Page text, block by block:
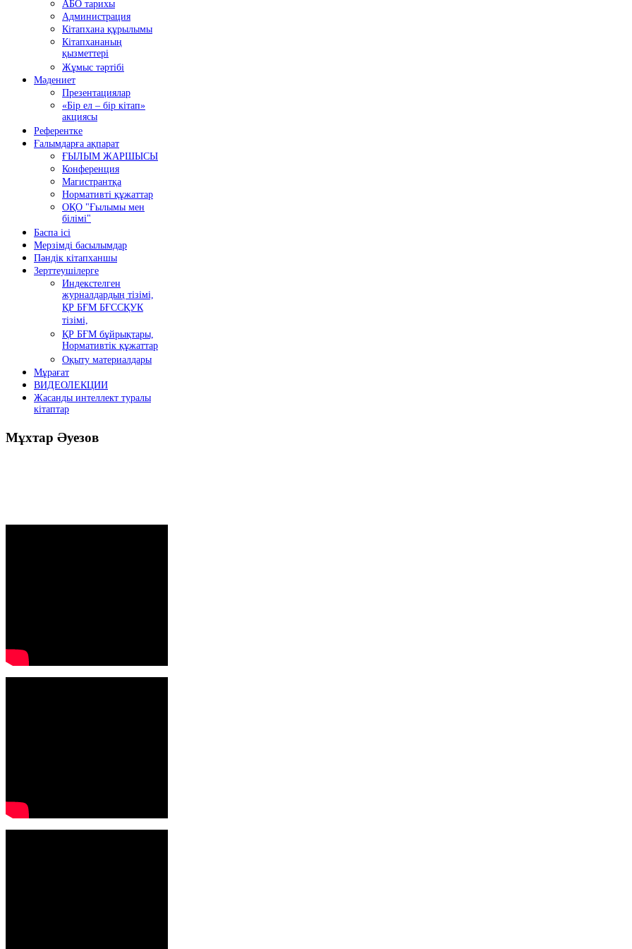
АБО тарихы
Администрация
Кітапхана құрылымы
Кітапхананың
қызметтері
Жұмыс тәртібі
Мәдениет
Презентациялар
«Бір ел – бір кітап»
акциясы
Референтке
Ғалымдарға ақпарат
ҒЫЛЫМ ЖАРШЫСЫ
Конференция
Магистрантқа
Нормативті құжаттар
ОҚО "Ғылымы мен
білімі"
Баспа ісі
Мерзімді басылымдар
Пәндік кітапханшы
Зерттеушілерге
Индекстелген
журналдардың тізімі,
ҚР БҒМ БҒССҚУК
тізімі,
ҚР БҒМ бұйрықтары,
Нормативтік құжаттар
Оқыту материалдары
Мұрағат
ВИДЕОЛЕКЦИИ
Жасанды интеллект туралы
кітаптар
Мұхтар Әуезов